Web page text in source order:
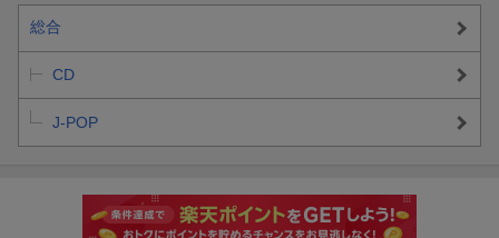
総合
CD
J-POP